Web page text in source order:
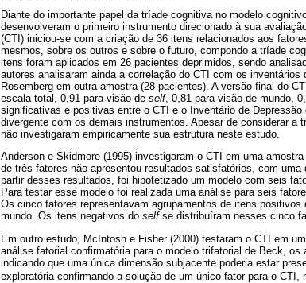
Diante do importante papel da tríade cognitiva no modelo
desenvolveram o primeiro instrumento direcionado à sua
(CTI) iniciou-se com a criação de 36 itens relacionados aos
mesmos, sobre os outros e sobre o futuro, compondo a tríade
itens foram aplicados em 26 pacientes deprimidos, sendo
autores analisaram ainda a correlação do CTI com os
Rosemberg em outra amostra (28 pacientes). A versão final do
escala total, 0,91 para visão de self, 0,81 para visão de mundo,
significativas e positivas entre o CTI e o Inventário de
divergente com os demais instrumentos. Apesar de considerar
não investigaram empiricamente sua estrutura neste estudo.
Anderson e Skidmore (1995) investigaram o CTI em uma
de três fatores não apresentou resultados satisfatórios, com
partir desses resultados, foi hipotetizado um modelo com seis
Para testar esse modelo foi realizada uma análise para seis
Os cinco fatores representavam agrupamentos de itens positivos
mundo. Os itens negativos do selfse distribuíram nesses cinco
Em outro estudo, McIntosh e Fisher (2000) testaram o CTI em
análise fatorial confirmatória para o modelo trifatorial de Beck,
indicando que uma única dimensão subjacente poderia estar
exploratória confirmando a solução de um único fator para o CTI,